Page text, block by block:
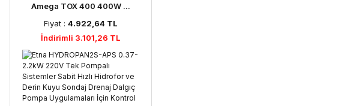
Amega TOX 400 400W ...
Fiyat : 4.922,64 TL
İndirimli 3.101,26 TL